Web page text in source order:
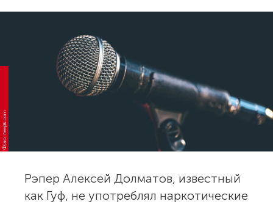
Фото: freepik.com
Рэпер Алексей Долматов, известный
как Гуф, не употреблял наркотические